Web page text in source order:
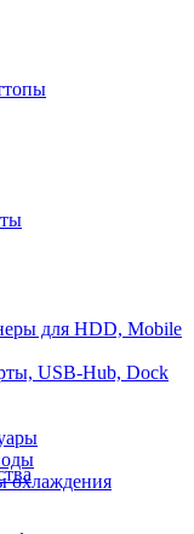
для HDD, Mobile
USB-Hub, Dock
охлаждения